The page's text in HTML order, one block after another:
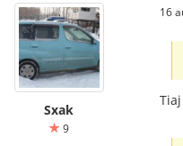
Sxak
9
16